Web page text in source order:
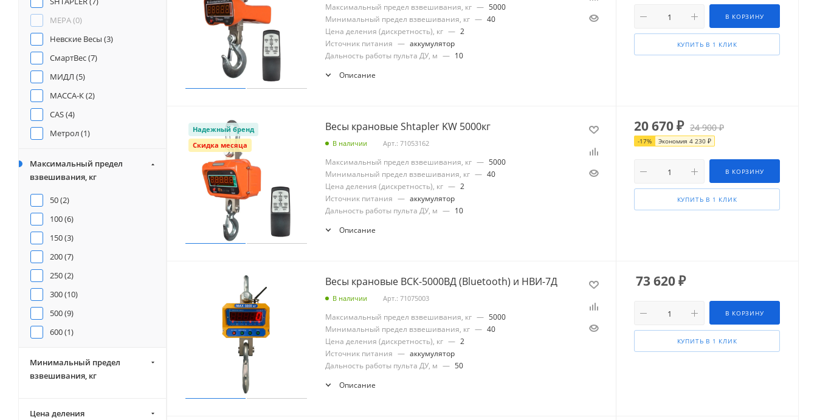
Максимальный предел взвешивания, кг — 5000
Минимальный предел взвешивания, кг — 40
Цена деления (дискретность), кг — 2
Источник питания — аккумулятор
Дальность работы пульта ДУ, м — 10
Описание
В КОРЗИНУ
КУПИТЬ В 1 КЛИК
Надежный бренд
Скидка месяца
Весы крановые Shtapler KW 5000кг
В наличии Арт.: 71053162
Максимальный предел взвешивания, кг — 5000
Минимальный предел взвешивания, кг — 40
Цена деления (дискретность), кг — 2
Источник питания — аккумулятор
Дальность работы пульта ДУ, м — 10
Описание
20 670₽ 24 900₽
-17% Экономия 4 230 ₽
В КОРЗИНУ
КУПИТЬ В 1 КЛИК
Весы крановые ВСК-5000ВД (Bluetooth) и НВИ-7Д
В наличии Арт.: 71075003
Максимальный предел взвешивания, кг — 5000
Минимальный предел взвешивания, кг — 40
Цена деления (дискретность), кг — 2
Источник питания — аккумулятор
Дальность работы пульта ДУ, м — 50
Описание
73 620₽
В КОРЗИНУ
КУПИТЬ В 1 КЛИК
МЕРА (0)
Невские Весы (3)
СмартВес (7)
МИДЛ (5)
МАССА-К (2)
CAS (4)
Метрол (1)
Максимальный предел
взвешивания, кг
50 (2)
100 (6)
150 (3)
200 (7)
250 (2)
300 (10)
500 (9)
600 (1)
Минимальный предел
взвешивания, кг
Цена деления